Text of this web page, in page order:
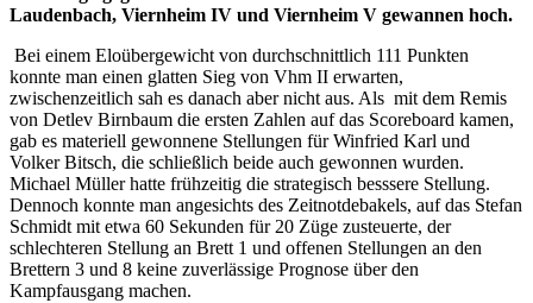
Laudenbach, Viernheim IV und Viernheim V gewannen hoch.
Bei einem Eloübergewicht von durchschnittlich 111 Punkten
konnte man einen glatten Sieg von Vhm II erwarten,
zwischenzeitlich sah es danach aber nicht aus. Als mit dem Remis
von Detlev Birnbaum die ersten Zahlen auf das Scoreboard kamen,
gab es materiell gewonnene Stellungen für Winfried Karl und
Volker Bitsch, die schließlich beide auch gewonnen wurden.
Michael Müller hatte frühzeitig die strategisch besssere Stellung.
Dennoch konnte man angesichts des Zeitnotdebakels, auf das Stefan
Schmidt mit etwa 60 Sekunden für 20 Züge zusteuerte, der
schlechteren Stellung an Brett 1 und offenen Stellungen an den
Brettern 3 und 8 keine zuverlässige Prognose über den
Kampfausgang machen.